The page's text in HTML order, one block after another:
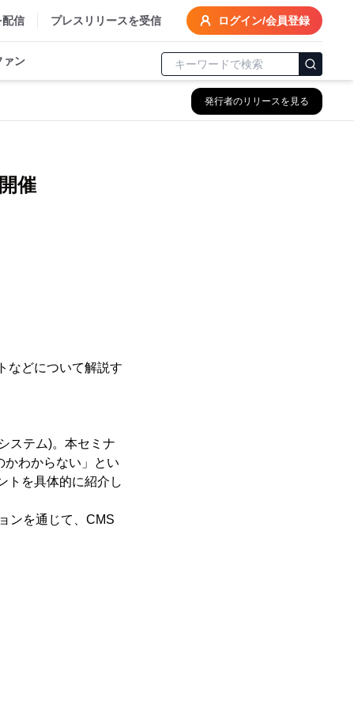
配信 プレスリリースを受信 ログイン/会員登録
ァン
発行者のリリースを見る
催
などについて解説す
ステム)。本セミナ
かわからない」とい
トを具体的に紹介し
ンを通じて、CMS